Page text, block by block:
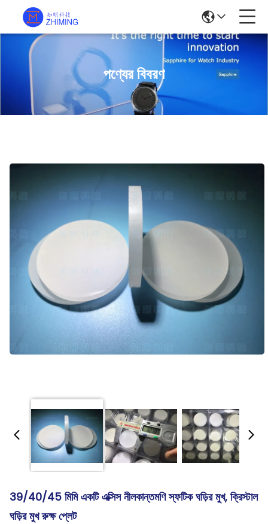
পণ্যের বিবরণ
39/40/45 মিমি একটি এক্সিস নীলকান্তমণি স্ফটিক ঘড়ির মুখ, ক্রিস্টাল
ঘড়ির মুখ রুক্ষ প্লেট